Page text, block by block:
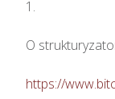
1.
O
https://